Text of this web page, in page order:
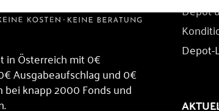
in Österreich mit 0€
Ausgabeaufschlag und 0€
knapp 2000 Fonds und
Depot
Depot-